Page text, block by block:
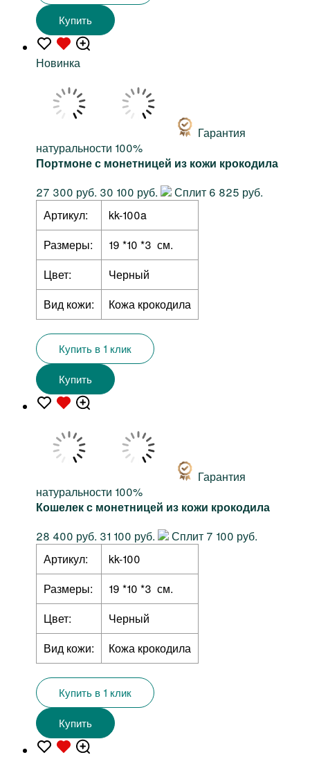
Купить
Новинка
Гарантия
натуральности 100%
Портмоне с монетницей из кожи крокодила
27 300 руб. 30 100 руб.
Сплит 6 825 руб.
Артикул:
kk-100a
Размеры:
19 *10 *3 см.
Цвет:
Черный
Вид кожи:
Кожа крокодила
Купить в 1 клик
Купить
Гарантия
натуральности 100%
Кошелек с монетницей из кожи крокодила
28 400 руб. 31 100 руб.
Сплит 7 100 руб.
Артикул:
kk-100
Размеры:
19 *10 *3 см.
Цвет:
Черный
Вид кожи:
Кожа крокодила
Купить в 1 клик
Купить